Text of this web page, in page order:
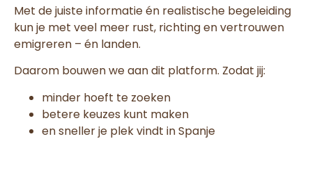
Met de juiste informatie én realistische begeleiding
kun je met veel meer rust, richting en vertrouwen
emigreren – én landen.
Daarom bouwen we aan dit platform. Zodat jij:
minder hoeft te zoeken
betere keuzes kunt maken
en sneller je plek vindt in Spanje